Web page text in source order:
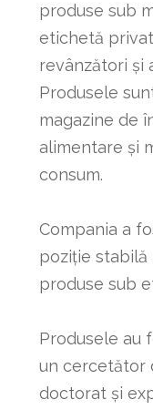
produse sub
etichetă
revânzători și
Produsele
magazine de
alimentare și
consum.
Compania a
poziție stabilă
produse sub
Produsele au
un cercetător
doctorat și